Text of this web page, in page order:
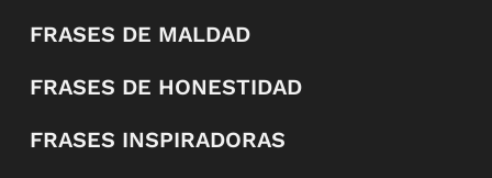
FRASES DE MALDAD
FRASES DE HONESTIDAD
FRASES INSPIRADORAS